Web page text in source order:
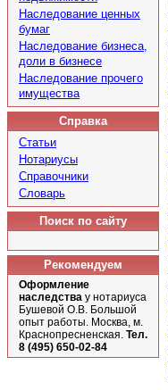
Наследование ценных
бумаг
Наследование бизнеса,
доли в бизнесе
Наследование прочего
имущества
Справка
Статьи
Нотариусы
Справочники
Словарь
Поиск по сайту
Рекомендуем
Оформление
наследства у нотариуса
Бушевой О.В. Большой
опыт работы. Москва, м.
Краснопресненская. Тел.
8 (495) 650-02-84